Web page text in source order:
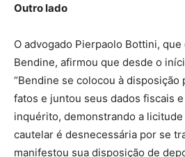
Outro lado
O advogado Pierpaolo Bottini,
Bendine, afirmou que desde o
“Bendine se colocou à disposição
fatos e juntou seus dados fiscais
inquérito, demonstrando a licitude
cautelar é desnecessária por se
manifestou sua disposição de